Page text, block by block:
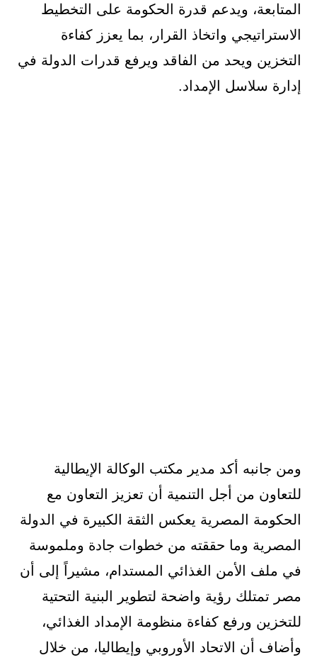
المتابعة، ويدعم قدرة الحكومة على التخطيط
الاستراتيجي واتخاذ القرار، بما يعزز كفاءة
التخزين ويحد من الفاقد ويرفع قدرات الدولة في
إدارة سلاسل الإمداد.
ومن جانبه أكد مدير مكتب الوكالة الإيطالية
للتعاون من أجل التنمية أن تعزيز التعاون مع
الحكومة المصرية يعكس الثقة الكبيرة في الدولة
المصرية وما حققته من خطوات جادة وملموسة
في ملف الأمن الغذائي المستدام، مشيراً إلى أن
مصر تمتلك رؤية واضحة لتطوير البنية التحتية
للتخزين ورفع كفاءة منظومة الإمداد الغذائي،
وأضاف أن الاتحاد الأوروبي وإيطاليا، من خلال